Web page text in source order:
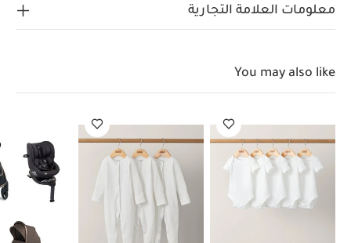
السيارة لتسلية طفلك وجذب انتباهه.
قطع
مجموعة عربة أطفال أوكارو 2 مع مهد محمول ومقعد سيارة جوي
آي-سبين 360 - إكليبس
علبة بصمة - فور ايفر تريجرد زرقاء
مكعب أنشطة
معلومات العلامة التجارية
You may also like